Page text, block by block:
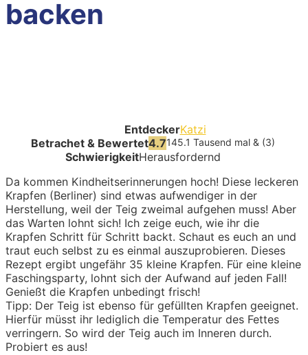
backen
EntdeckerKatzi
Betrachet & Bewertet4.7145.1 Tausend mal & (3)
SchwierigkeitHerausfordernd
Da kommen Kindheitserinnerungen hoch! Diese leckeren
Krapfen (Berliner) sind etwas aufwendiger in der
Herstellung, weil der Teig zweimal aufgehen muss! Aber
das Warten lohnt sich! Ich zeige euch, wie ihr die
Krapfen Schritt für Schritt backt. Schaut es euch an und
traut euch selbst zu es einmal auszuprobieren. Dieses
Rezept ergibt ungefähr 35 kleine Krapfen. Für eine kleine
Faschingsparty, lohnt sich der Aufwand auf jeden Fall!
Genießt die Krapfen unbedingt frisch!
Tipp: Der Teig ist ebenso für gefüllten Krapfen geeignet.
Hierfür müsst ihr lediglich die Temperatur des Fettes
verringern. So wird der Teig auch im Inneren durch.
Probiert es aus!